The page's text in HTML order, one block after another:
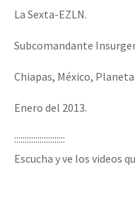
La Sexta-EZLN.
Subcomandante
Chiapas, México,
Enero del 2013.
::::::::::::::::::::::::
Escucha y ve los videos